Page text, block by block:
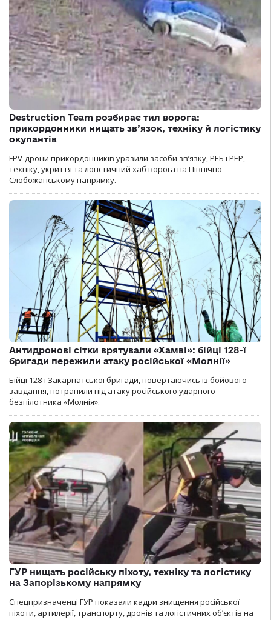
Destruction Team розбирає тил ворога:
прикордонники нищать зв’язок, техніку й логістику
окупантів
FPV-дрони прикордонників уразили засоби зв’язку, РЕБ і РЕР,
техніку, укриття та логістичний хаб ворога на Північно-
Слобожанському напрямку.
Антидронові сітки врятували «Хамві»: бійці 128-ї
бригади пережили атаку російської «Молнії»
Бійці 128-ї Закарпатської бригади, повертаючись із бойового
завдання, потрапили під атаку російського ударного
безпілотника «Молнія».
ГУР нищать російську піхоту, техніку та логістику
на Запорізькому напрямку
Спецпризначенці ГУР показали кадри знищення російської
піхоти, артилерії, транспорту, дронів та логістичних об’єктів на